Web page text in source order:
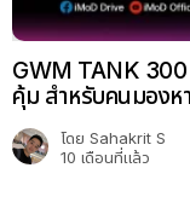
GWM TANK 300
คุ้ม สำหรับคนมองห
โดย Sahakrit S
10 เดือนที่แล้ว